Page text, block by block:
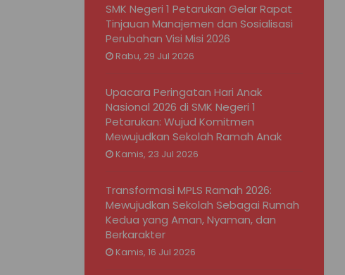
SMK Negeri 1 Petarukan Gelar Rapat
Tinjauan Manajemen dan Sosialisasi
Perubahan Visi Misi 2026
Rabu, 29 Jul 2026
Upacara Peringatan Hari Anak
Nasional 2026 di SMK Negeri 1
Petarukan: Wujud Komitmen
Mewujudkan Sekolah Ramah Anak
Kamis, 23 Jul 2026
Transformasi MPLS Ramah 2026:
Mewujudkan Sekolah Sebagai Rumah
Kedua yang Aman, Nyaman, dan
Berkarakter
Kamis, 16 Jul 2026